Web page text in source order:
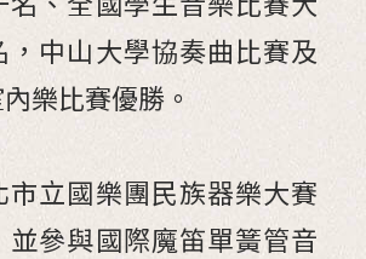
，中山大學協奏曲比賽及
樂比賽優勝。
市立國樂團民族器樂大賽
並參與國際魔笛單簧管音